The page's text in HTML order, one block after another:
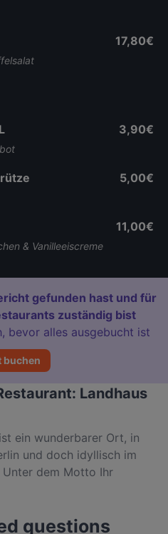
17,80€
3,90€
5,00€
& Vanilleeiscreme
11,00€
gefunden hast und für
zuständig bist
bevor alles ausgebucht ist
buchen
Landhaus
ein wunderbarer Ort, in
und doch idyllisch im
Unter dem Motto Ihr
entspannten
questions